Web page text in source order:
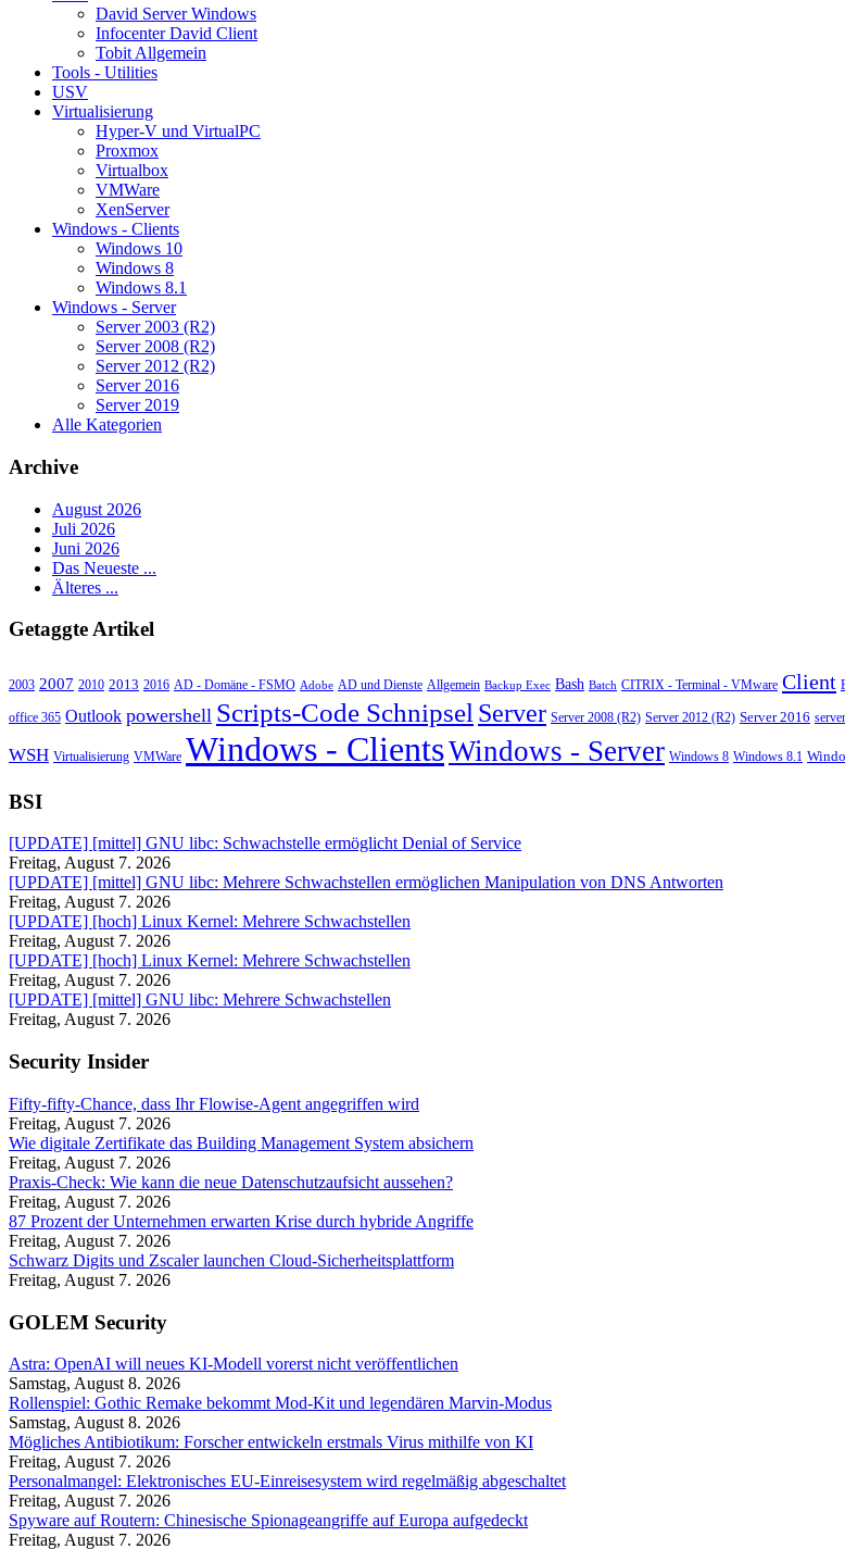
David Server Windows
Infocenter David Client
Tobit Allgemein
Tools - Utilities
USV
Virtualisierung
Hyper-V und VirtualPC
Proxmox
Virtualbox
VMWare
XenServer
Windows - Clients
Windows 10
Windows 8
Windows 8.1
Windows - Server
Server 2003 (R2)
Server 2008 (R2)
Server 2012 (R2)
Server 2016
Server 2019
Alle Kategorien
Archive
August 2026
Juli 2026
Juni 2026
Das Neueste ...
Älteres ...
Getaggte Artikel
2003 2007 2010 2013 2016 AD - Domäne - FSMO Adobe AD und Dienste Allgemein Backup Exec Bash Batch CITRIX - Terminal - VMware Client
office 365 Outlook powershell Scripts-Code SchnipselServer Server 2008 (R2) Server 2012 (R2) Server 2016
WSH Virtualisierung VMWare Windows - ClientsWindows - Server Windows 8 Windows 8.1
BSI
[UPDATE] [mittel] GNU libc: Schwachstelle ermöglicht Denial of Service
Freitag, August 7. 2026
[UPDATE] [mittel] GNU libc: Mehrere Schwachstellen ermöglichen Manipulation von DNS Antworten
Freitag, August 7. 2026
[UPDATE] [hoch] Linux Kernel: Mehrere Schwachstellen
Freitag, August 7. 2026
[UPDATE] [hoch] Linux Kernel: Mehrere Schwachstellen
Freitag, August 7. 2026
[UPDATE] [mittel] GNU libc: Mehrere Schwachstellen
Freitag, August 7. 2026
Security Insider
Fifty-fifty-Chance, dass Ihr Flowise-Agent angegriffen wird
Freitag, August 7. 2026
Wie digitale Zertifikate das Building Management System absichern
Freitag, August 7. 2026
Praxis-Check: Wie kann die neue Datenschutzaufsicht aussehen?
Freitag, August 7. 2026
87 Prozent der Unternehmen erwarten Krise durch hybride Angriffe
Freitag, August 7. 2026
Schwarz Digits und Zscaler launchen Cloud-Sicherheitsplattform
Freitag, August 7. 2026
GOLEM Security
Astra: OpenAI will neues KI-Modell vorerst nicht veröffentlichen
Samstag, August 8. 2026
Rollenspiel: Gothic Remake bekommt Mod-Kit und legendären Marvin-Modus
Samstag, August 8. 2026
Mögliches Antibiotikum: Forscher entwickeln erstmals Virus mithilfe von KI
Freitag, August 7. 2026
Personalmangel: Elektronisches EU-Einreisesystem wird regelmäßig abgeschaltet
Freitag, August 7. 2026
Spyware auf Routern: Chinesische Spionageangriffe auf Europa aufgedeckt
Freitag, August 7. 2026